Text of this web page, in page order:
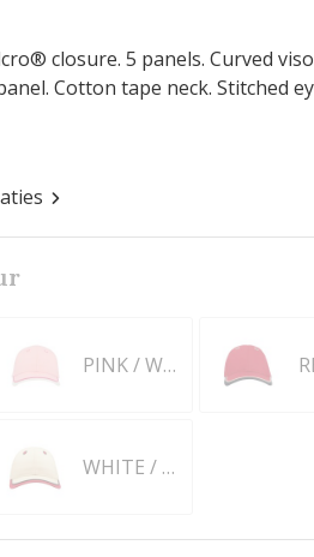
closure. 5 panels. Curved
Cotton tape neck. Stitched
PINK / WHITE
WHITE / RED